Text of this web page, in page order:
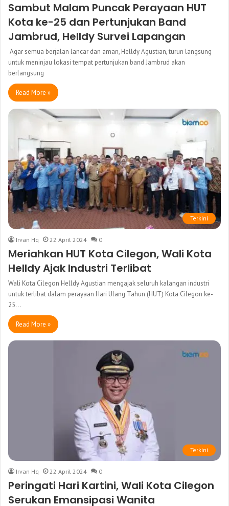
Sambut Malam Puncak Perayaan HUT
Kota ke-25 dan Pertunjukan Band
Jambrud, Helldy Survei Lapangan
Agar semua berjalan lancar dan aman, Helldy Agustian, turun langsung
untuk meninjau lokasi tempat pertunjukan band Jambrud akan
berlangsung
Read More »
Terkini
Irvan Hq 22 April 2024 0
Meriahkan HUT Kota Cilegon, Wali Kota
Helldy Ajak Industri Terlibat
Wali Kota Cilegon Helldy Agustian mengajak seluruh kalangan industri
untuk terlibat dalam perayaan Hari Ulang Tahun (HUT) Kota Cilegon ke-
25…
Read More »
Terkini
Irvan Hq 22 April 2024 0
Peringati Hari Kartini, Wali Kota Cilegon
Serukan Emansipasi Wanita